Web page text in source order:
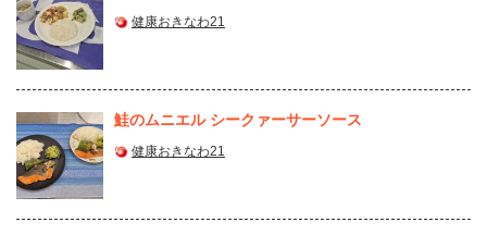
健康おきなわ21
鮭のムニエル シークァーサーソース
健康おきなわ21